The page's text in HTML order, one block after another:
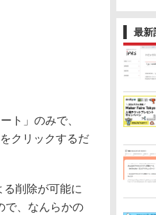
最新
ト」のみで、
クリックするだ
削除が可能に
で、なんらかの